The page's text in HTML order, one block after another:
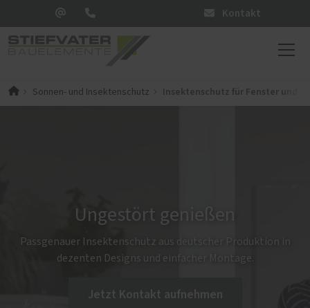
Kontakt
Sonnen- und Insektenschutz Insektenschutz für Fenster und
Ungestört genießen
Passgenauer Insektenschutz aus deutscher Produktion in
dezenten Designs und einfacher Montage.
Jetzt Kontakt aufnehmen